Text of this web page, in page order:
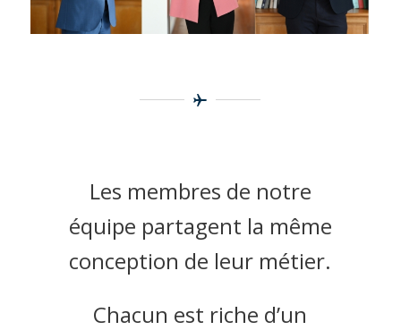
Les membres de notre
équipe partagent la même
conception de leur métier.
Chacun est riche d’un